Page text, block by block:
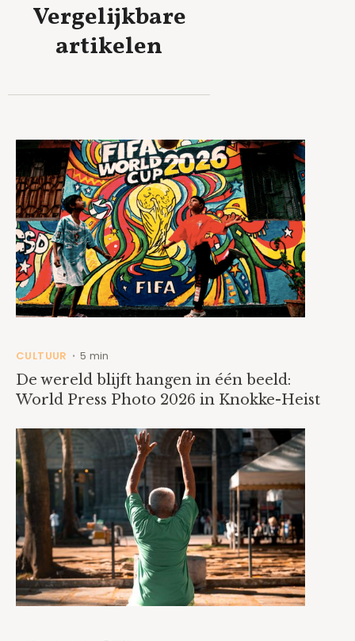
Vergelijkbare
artikelen
CULTUUR • 5 min
De wereld blijft hangen in één beeld:
World Press Photo 2026 in Knokke-Heist